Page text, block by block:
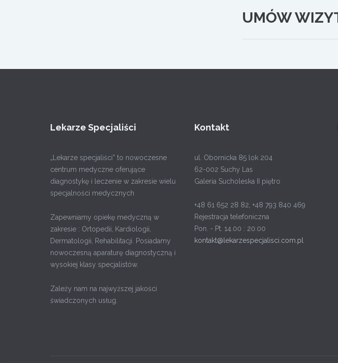
UMÓW
Lekarze Specjaliści
„Lekarze specjaliści” to nowoczesne
centrum medyczne oferujące
diagnostykę i leczenie w zakresie wielu
specjalności medycznych
Zapewniamy opiekę medyczną w
zakresie : Ortopedii, Kardiologii,
Dermatologii, Rehabilitacji. Posiadamy
nowoczesną aparaturę diagnostyczną i
wysokiej klasy specjalistów.
Zależy nam na najwyższej jakości
świadczonych usług.
Kontakt
ul. Obornicka 85 lok 204
62-002 Suchy Las
Galeria Sucholeska II piętro
+48 61 652 28 82, +48 793 840 469
Rejestracja telefoniczna
Pon. - Pt. 14.00 : 20.00
kontakt@lekarzespecjalisci.com.pl